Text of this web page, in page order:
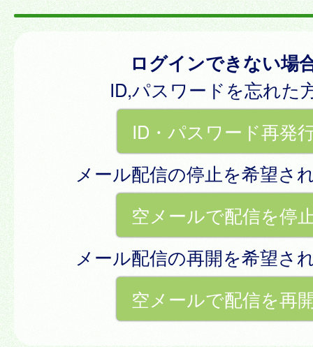
ログインできない場
ID,パスワードを忘れた
ID・パスワード再発
メール配信の停止を希望さ
空メールで配信を停
メール配信の再開を希望さ
空メールで配信を再